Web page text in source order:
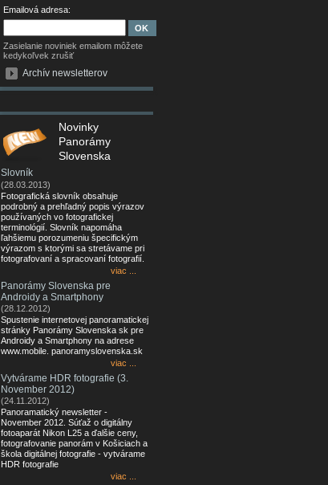
Emailová adresa:
Zasielanie noviniek emailom môžete
kedykoľvek zrušiť
Archív newsletterov
Novinky
Panorámy
Slovenska
Slovník
(28.03.2013)
Fotografická slovník obsahuje
podrobný a prehľadný popis výrazov
používaných vo fotografickej
terminológií. Slovník napomáha
ľahšiemu porozumeniu špecifickým
výrazom s ktorými sa stretávame pri
fotografovaní a spracovaní fotografií.
viac ...
Panorámy Slovenska pre
Androidy a Smartphony
(28.12.2012)
Spustenie internetovej panoramatickej
stránky Panorámy Slovenska sk pre
Androidy a Smartphony na adrese
www.mobile. panoramyslovenska.sk
viac ...
Vytvárame HDR fotografie (3.
November 2012)
(24.11.2012)
Panoramatický newsletter -
November 2012. Súťaž o digitálny
fotoaparát Nikon L25 a ďalšie ceny,
fotografovanie panorám v Košiciach a
škola digitálnej fotografie - vytvárame
HDR fotografie
viac ...